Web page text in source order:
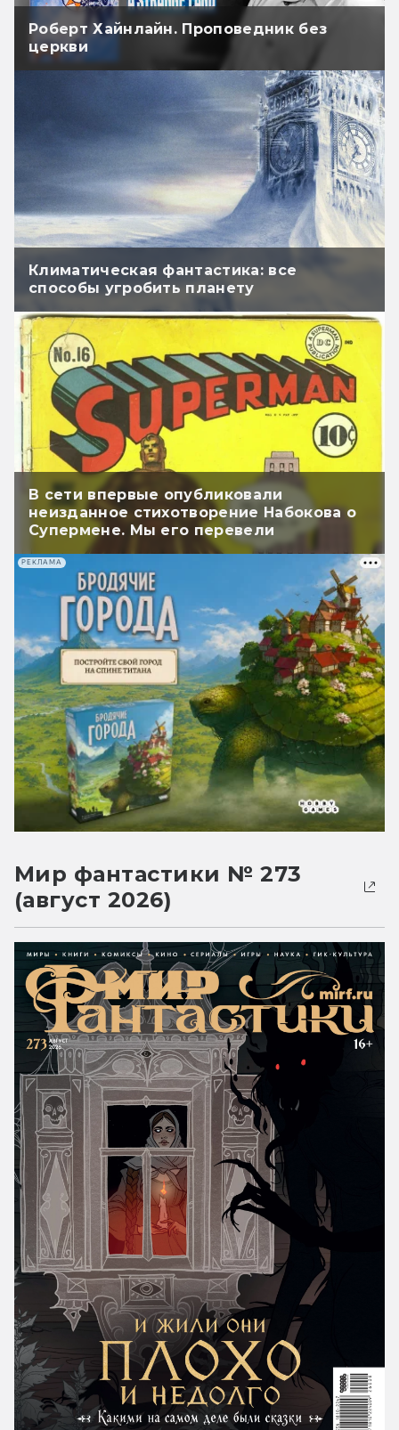
Роберт Хайнлайн. Проповедник без
церкви
Климатическая фантастика: все
способы угробить планету
В сети впервые опубликовали
неизданное стихотворение Набокова о
Супермене. Мы его перевели
РЕКЛАМА
Мир фантастики № 273
(август 2026)